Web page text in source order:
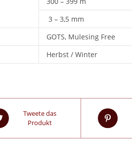
3 – 3,5 mm
GOTS, Mulesing Free
Herbst / Winter
Tweete das
Produkt